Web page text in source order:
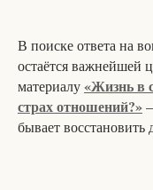
В поиске ответа на
остаётся важнейшей
материалу«Жизнь в
страх отношений?»
бывает восстановить